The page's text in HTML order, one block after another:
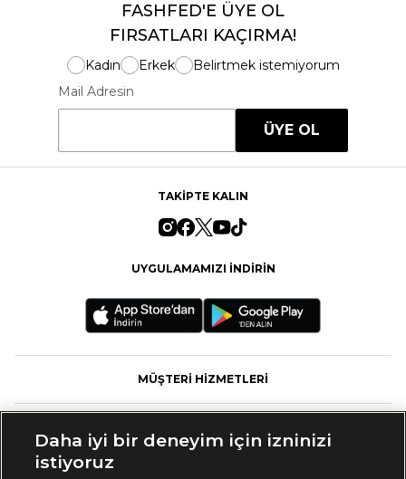
FASHFED'E ÜYE OL
FIRSATLARI KAÇIRMA!
Kadın Erkek
Belirtmek istemiyorum
Mail Adresin
ÜYE OL
TAKİPTE KALIN
UYGULAMAMIZI İNDİRİN
MÜŞTERİ HİZMETLERİ
Daha iyi bir deneyim için izninizi
istiyoruz